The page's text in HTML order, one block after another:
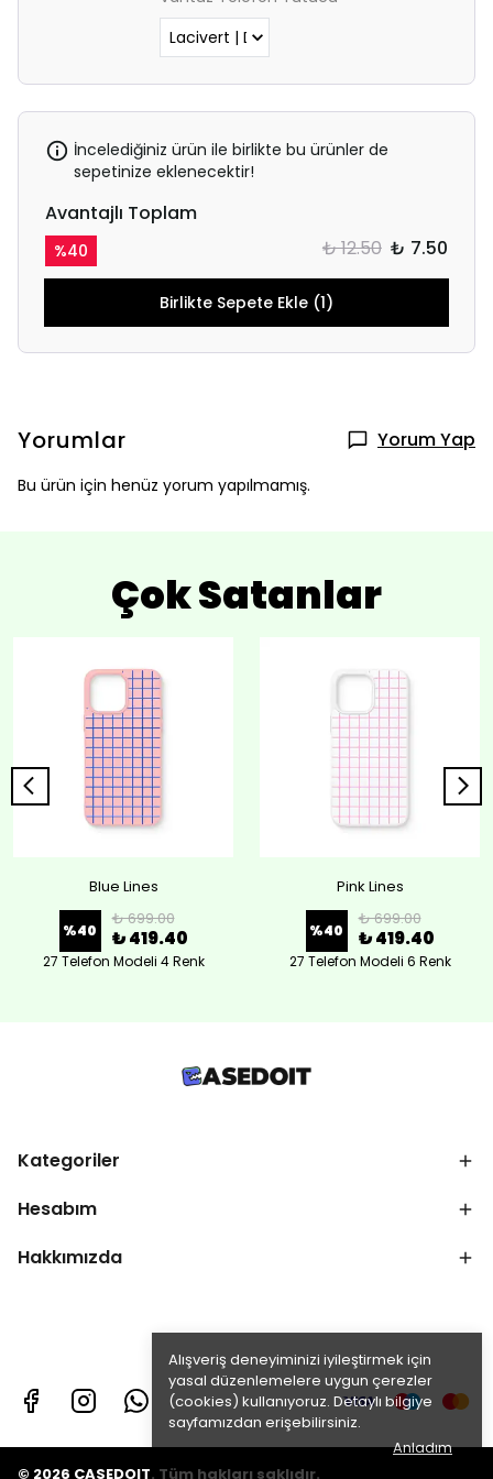
Alışveriş deneyiminizi iyileştirmek için
yasal düzenlemelere uygun çerezler
(cookies) kullanıyoruz. Detaylı bilgiye
sayfamızdan erişebilirsiniz.
Anladım
İncelediğiniz ürün ile birlikte bu ürünler de
sepetinize eklenecektir!
Avantajlı Toplam
%40 ₺ 12.50 ₺ 7.50
Birlikte Sepete Ekle (1)
Yorumlar Yorum Yap
Bu ürün için henüz yorum yapılmamış.
Çok Satanlar
Blue Lines
%40
₺ 699.00
₺ 419.40
27 Telefon Modeli 4 Renk
Pink Lines
%40
₺ 699.00
₺ 419.40
27 Telefon Modeli 6 Renk
Kategoriler
Hesabım
Hakkımızda
© 2026 CASEDOIT. Tüm hakları saklıdır.